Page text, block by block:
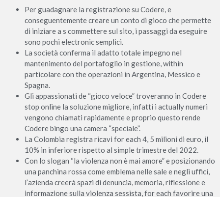
Per guadagnare la registrazione su Codere, e
conseguentemente creare un conto di gioco che permette
di iniziare a s commettere sul sito, i passaggi da eseguire
sono pochi electronic semplici.
La società conferma il adatto totale impegno nel
mantenimento del portafoglio in gestione, within
particolare con the operazioni in Argentina, Messico e
Spagna.
Gli appassionati de “gioco veloce” troveranno in Codere
stop online la soluzione migliore, infatti i actually numeri
vengono chiamati rapidamente e proprio questo rende
Codere bingo una camera “speciale”.
La Colombia registra ricavi for each 4, 5 milioni di euro, il
10% in inferiore rispetto al simple trimestre del 2022.
Con lo slogan “la violenza non è mai amore” e posizionando
una panchina rossa come emblema nelle sale e negli uffici,
l’azienda creerà spazi di denuncia, memoria, riflessione e
informazione sulla violenza sessista, for each favorire una